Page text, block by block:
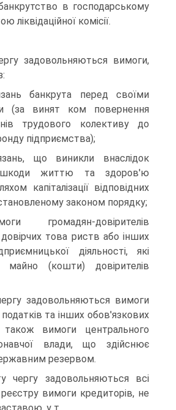
в господарському
ліквідаційної комісії.
задовольняються вимоги,
банкрута перед своїми
(за винят ком повернення
трудового колективу до
підприємства);
що виникли внаслідок
шкоди життю та здоров'ю
капіталізації відповідних
законом порядку;
громадян-довірителів
това риств або інших
діяльності, які
(кошти) довірителів
задовольняються вимоги
та інших обов'язкових
також вимоги центрального
влади, що здійснює
резервом.
чергу задовольняються всі
вимоги кредиторів, не